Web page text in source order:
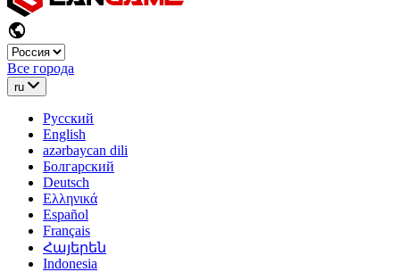
Все города
ru
Русский
English
azərbaycan dili
Болгарский
Deutsch
Ελληνικά
Español
Français
Հայերեն
Indonesia